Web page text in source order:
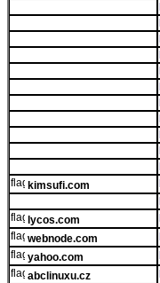
kimsufi.com
lycos.com
webnode.com
yahoo.com
abclinuxu.cz